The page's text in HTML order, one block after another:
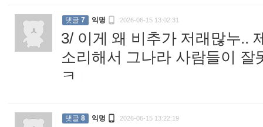
댓글 7 익명  2026-06-15 13:02:31
3/ 이게 왜 비추가 저래많누..
소리해서 그나라 사람들이
ㅋ
댓글 8 익명  2026-06-15 13:22:19